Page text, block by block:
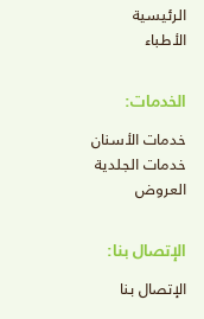
الرئيسية
الأطباء
الخدمات:
خدمات الأسنان
خدمات الجلدية
العروض
الإتصال بنا:
الإتصال بنا